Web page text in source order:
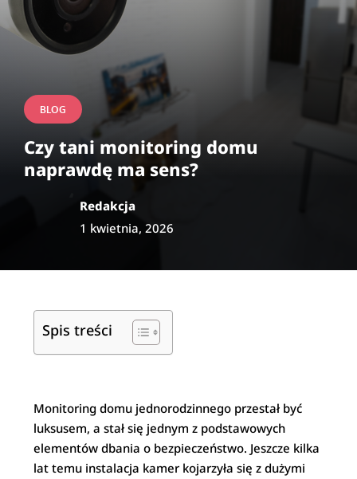
BLOG
Czy tani monitoring domu
naprawdę ma sens?
Redakcja
1 kwietnia, 2026
Spis treści
Monitoring domu jednorodzinnego przestał być
luksusem, a stał się jednym z podstawowych
elementów dbania o bezpieczeństwo. Jeszcze kilka
lat temu instalacja kamer kojarzyła się z dużymi